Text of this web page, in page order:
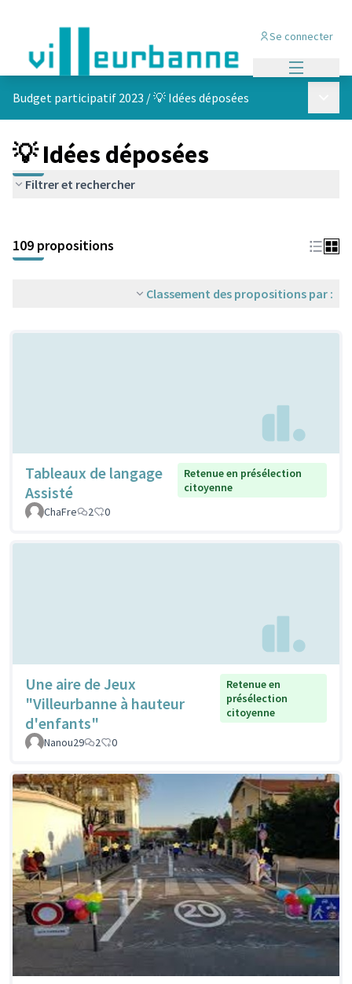
Se connecter
Budget participatif 2023 /💡 Idées déposées
💡 Idées déposées
Filtrer et rechercher
+
−
109 propositions
Classement des propositions par :
Tableaux de langage
Assisté
Retenue en présélection
citoyenne
ChaFre
2 0
Une aire de Jeux
"Villeurbanne à hauteur
d'enfants"
Retenue en
présélection
citoyenne
Nanou29 2 0